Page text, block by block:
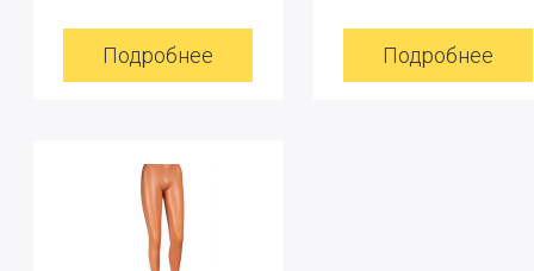
Подробнее Подробнее